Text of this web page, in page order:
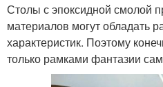
Столы с эпоксидной смолой
материалов могут обладать
характеристик. Поэтому
только рамками фантазии